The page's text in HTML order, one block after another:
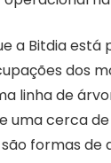
a Bitdia
dos
linha de
uma cerca
formas de